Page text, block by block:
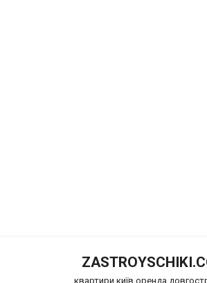
квартири київ оренда